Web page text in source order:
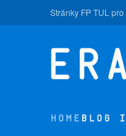
Stránky FP TUL
HOME BLOG